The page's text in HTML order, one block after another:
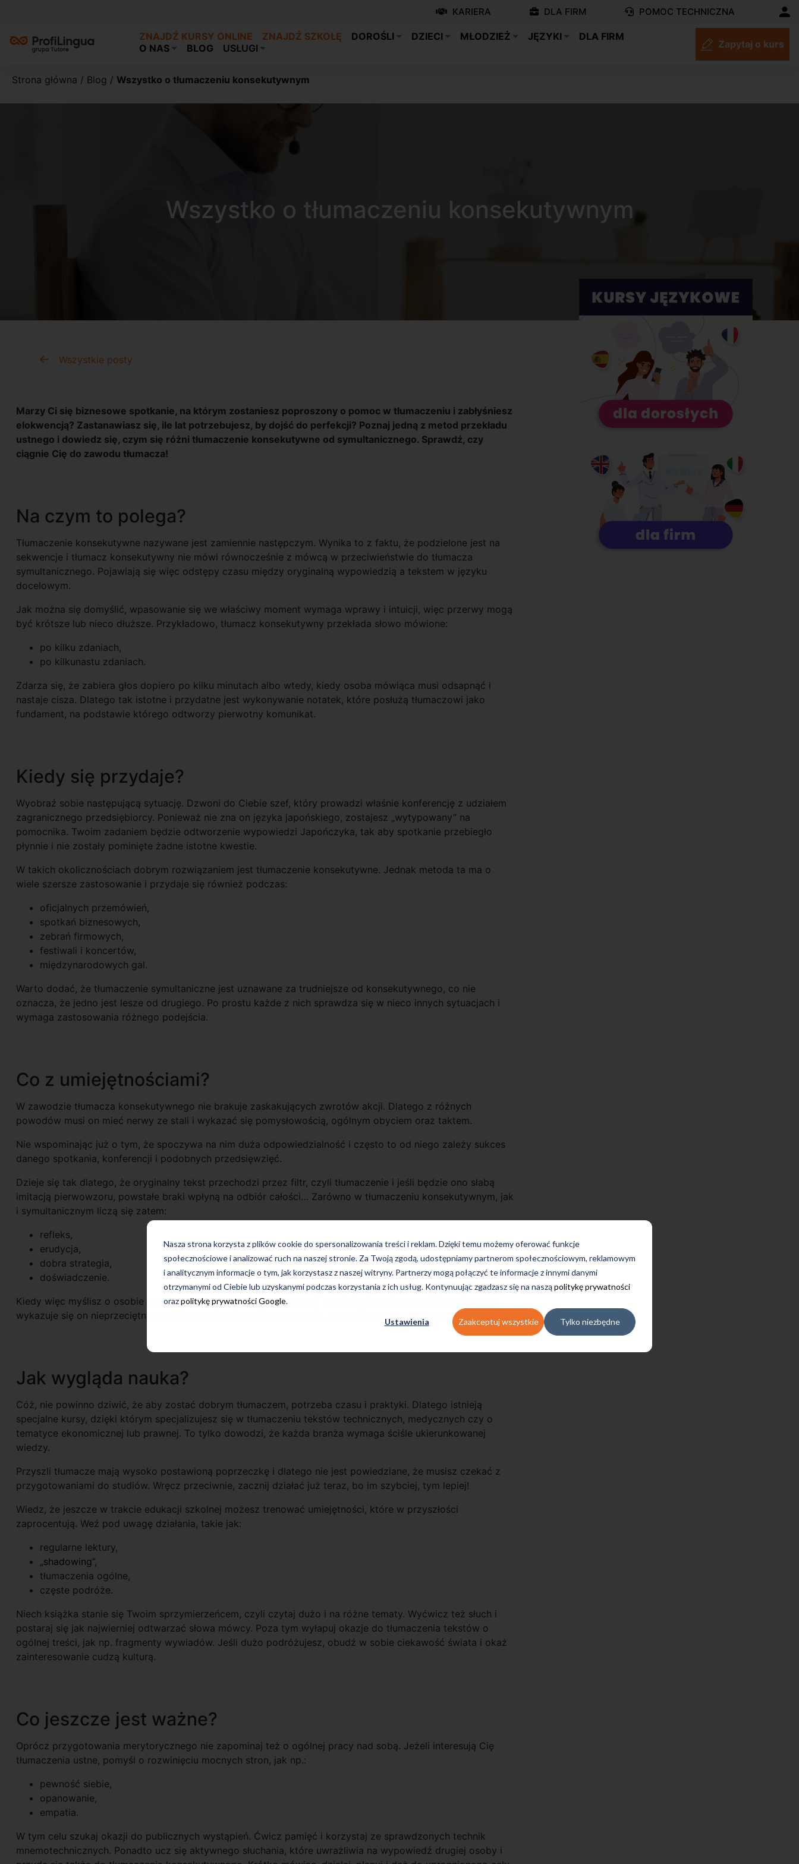
Nasza strona korzysta z plików cookie do spersonalizowania treści i reklam. Dzięki temu możemy oferować funkcje
społecznościowe i analizować ruch na naszej stronie. Za Twoją zgodą, udostępniamy partnerom społecznościowym, reklamowym
i analitycznym informacje o tym, jak korzystasz z naszej witryny. Partnerzy mogą połączyć te informacje z innymi danymi
otrzymanymi od Ciebie lub uzyskanymi podczas korzystania z ich usług. Kontynuując zgadzasz się na nasząpolitykę prywatności
orazpolitykę prywatności Google.
Ustawienia Zaakceptuj wszystkie Tylko niezbędne
KARIERA DLA FIRM POMOC TECHNICZNA
ZNAJDŹ KURSY ONLINE ZNAJDŹ SZKOŁĘ DOROŚLI DZIECI MŁODZIEŻ JĘZYKI
DLA FIRM
O NAS
BLOG USŁUGI Zapytaj o kurs
Strona główna / Blog / Wszystko o tłumaczeniu konsekutywnym
Wszystko o tłumaczeniu konsekutywnym
Wszystkie posty
Marzy Ci się biznesowe spotkanie, na którym zostaniesz poproszony o pomoc w tłumaczeniu i zabłyśniesz
elokwencją? Zastanawiasz się, ile lat potrzebujesz, by dojść do perfekcji? Poznaj jedną z metod przekładu
ustnego i dowiedz się, czym się różni tłumaczenie konsekutywne od symultanicznego. Sprawdź, czy
ciągnie Cię do zawodu tłumacza!
Na czym to polega?
Tłumaczenie konsekutywne nazywane jest zamiennie następczym. Wynika to z faktu, że podzielone jest na
sekwencje i tłumacz konsekutywny nie mówi równocześnie z mówcą w przeciwieństwie do tłumacza
symultanicznego. Pojawiają się więc odstępy czasu między oryginalną wypowiedzią a tekstem w języku
docelowym.
Jak można się domyślić, wpasowanie się we właściwy moment wymaga wprawy i intuicji, więc przerwy mogą
być krótsze lub nieco dłuższe. Przykładowo, tłumacz konsekutywny przekłada słowo mówione:
po kilku zdaniach,
po kilkunastu zdaniach.
Zdarza się, że zabiera głos dopiero po kilku minutach albo wtedy, kiedy osoba mówiąca musi odsapnąć i
nastaje cisza. Dlatego tak istotne i przydatne jest wykonywanie notatek, które posłużą tłumaczowi jako
fundament, na podstawie którego odtworzy pierwotny komunikat.
Kiedy się przydaje?
Wyobraź sobie następującą sytuację. Dzwoni do Ciebie szef, który prowadzi właśnie konferencję z udziałem
zagranicznego przedsiębiorcy. Ponieważ nie zna on języka japońskiego, zostajesz „wytypowany” na
pomocnika. Twoim zadaniem będzie odtworzenie wypowiedzi Japończyka, tak aby spotkanie przebiegło
płynnie i nie zostały pominięte żadne istotne kwestie.
W takich okolicznościach dobrym rozwiązaniem jest tłumaczenie konsekutywne. Jednak metoda ta ma o
wiele szersze zastosowanie i przydaje się również podczas:
oficjalnych przemówień,
spotkań biznesowych,
zebrań firmowych,
festiwali i koncertów,
międzynarodowych gal.
Warto dodać, że tłumaczenie symultaniczne jest uznawane za trudniejsze od konsekutywnego, co nie
oznacza, że jedno jest lesze od drugiego. Po prostu każde z nich sprawdza się w nieco innych sytuacjach i
wymaga zastosowania różnego podejścia.
Co z umiejętnościami?
W zawodzie tłumacza konsekutywnego nie brakuje zaskakujących zwrotów akcji. Dlatego z różnych
powodów musi on mieć nerwy ze stali i wykazać się pomysłowością, ogólnym obyciem oraz taktem.
Nie wspominając już o tym, że spoczywa na nim duża odpowiedzialność i często to od niego zależy sukces
danego spotkania, konferencji i podobnych przedsięwzięć.
Dzieje się tak dlatego, że oryginalny tekst przechodzi przez filtr, czyli tłumaczenie i jeśli będzie ono słabą
imitacją pierwowzoru, powstałe braki wpłyną na odbiór całości… Zarówno w tłumaczeniu konsekutywnym, jak
i symultanicznym liczą się zatem:
refleks,
erudycja,
dobra strategia,
doświadczenie.
Kiedy więc myślisz o osobie tłumacza, masz przed sobą bohatera i rzemieślnika w jednym. Z jednej strony
wykazuje się on nieprzeciętnym poziomem inteligencji i dyplomacją, z drugiej stąpa twardo po ziemi.
Jak wygląda nauka?
Cóż, nie powinno dziwić, że aby zostać dobrym tłumaczem, potrzeba czasu i praktyki. Dlatego istnieją
specjalne kursy, dzięki którym specjalizujesz się w tłumaczeniu tekstów technicznych, medycznych czy o
tematyce ekonomicznej lub prawnej. To tylko dowodzi, że każda branża wymaga ściśle ukierunkowanej
wiedzy.
Przyszli tłumacze mają wysoko postawioną poprzeczkę i dlatego nie jest powiedziane, że musisz czekać z
przygotowaniami do studiów. Wręcz przeciwnie, zacznij działać już teraz, bo im szybciej, tym lepiej!
Wiedz, że jeszcze w trakcie edukacji szkolnej możesz trenować umiejętności, które w przyszłości
zaprocentują. Weź pod uwagę działania, takie jak:
regularne lektury,
„shadowing”,
tłumaczenia ogólne,
częste podróże.
Niech książka stanie się Twoim sprzymierzeńcem, czyli czytaj dużo i na różne tematy. Wyćwicz też słuch i
postaraj się jak najwierniej odtwarzać słowa mówcy. Poza tym wyłapuj okazje do tłumaczenia tekstów o
ogólnej treści, jak np. fragmenty wywiadów. Jeśli dużo podróżujesz, obudź w sobie ciekawość świata i okaż
zainteresowanie cudzą kulturą.
Co jeszcze jest ważne?
Oprócz przygotowania merytorycznego nie zapominaj też o ogólnej pracy nad sobą. Jeżeli interesują Cię
tłumaczenia ustne, pomyśl o rozwinięciu mocnych stron, jak np.:
pewność siebie,
opanowanie,
empatia.
W tym celu szukaj okazji do publicznych wystąpień. Ćwicz pamięć i korzystaj ze sprawdzonych technik
mnemotechnicznych. Ponadto ucz się aktywnego słuchania, które uwrażliwia na wypowiedź drugiej osoby i